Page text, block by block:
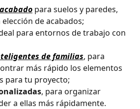
para suelos y paredes,
de acabados;
para entornos de trabajo con
de familias, para
más rápido los elementos
para tu proyecto;
, para organizar
a ellas más rápidamente.